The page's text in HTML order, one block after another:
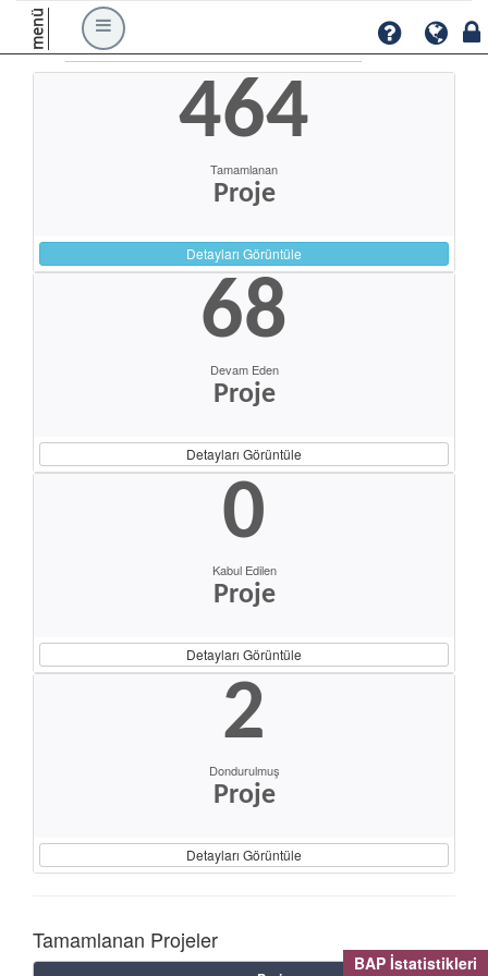
BAP İstatistikleri
menü
464
Tamamlanan
Proje
Detayları Görüntüle
68
Devam Eden
Proje
Detayları Görüntüle
0
Kabul Edilen
Proje
Detayları Görüntüle
2
Dondurulmuş
Proje
Detayları Görüntüle
Tamamlanan Projeler